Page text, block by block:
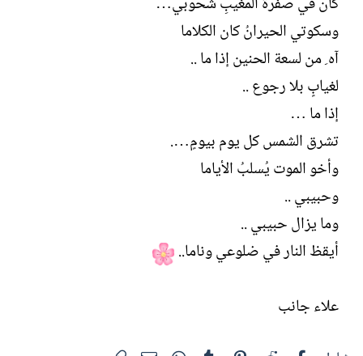
وسكوتي الحيرانُ كان الكلاما
آه ِ من لسعة الحنين إذا ما ..
لغيابٍ بلا رجوع ..
إذا ما …
تشرق الشمس كل يوم بيومٍ….
وأخو الموت يُسلبُ الأياما
وحبيبي ..
وما يزال حبيبي ..
أيقظ النار في ضلوعي وناما..
علاء جانب